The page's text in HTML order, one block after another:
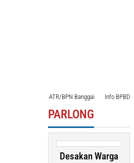
ATR/BPN Banggai Info BPBD
PARLONG
Desakan Warga